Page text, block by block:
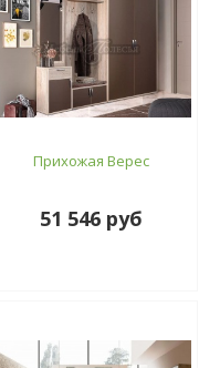
Прихожая Верес
51 546 руб